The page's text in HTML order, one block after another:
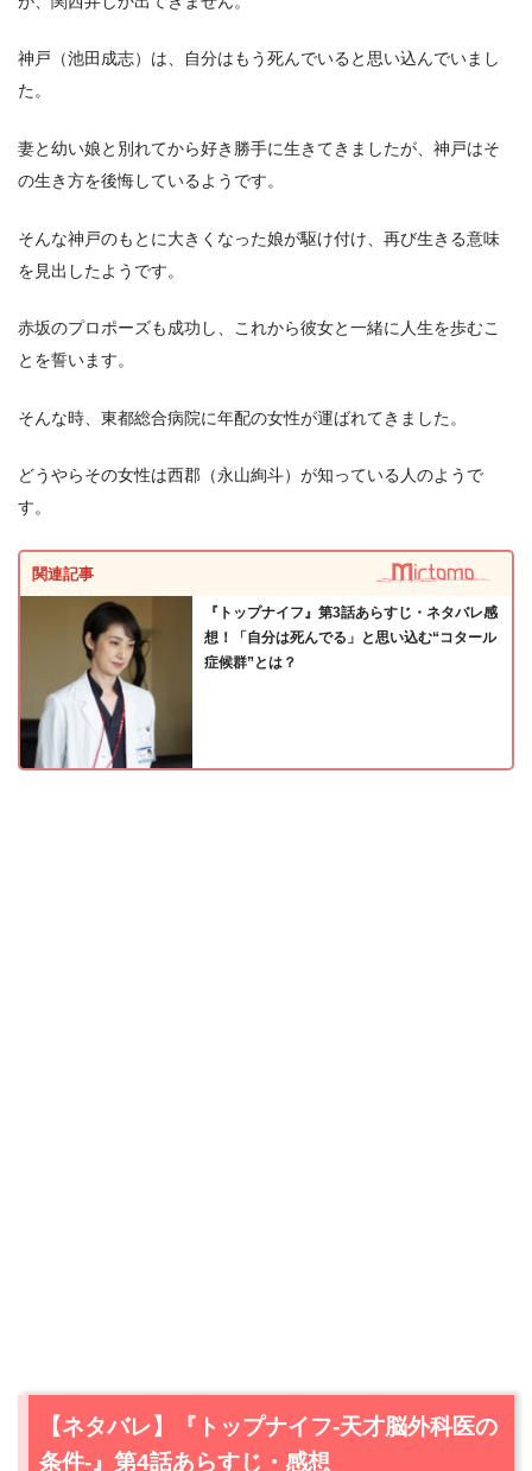
神戸（池田成志）は、自分はもう死んでいると思い込んでいまし
た。
妻と幼い娘と別れてから好き勝手に生きてきましたが、神戸はそ
の生き方を後悔しているようです。
そんな神戸のもとに大きくなった娘が駆け付け、再び生きる意味
を見出したようです。
赤坂のプロポーズも成功し、これから彼女と一緒に人生を歩むこ
とを誓います。
そんな時、東都総合病院に年配の女性が運ばれてきました。
どうやらその女性は西郡（永山絢斗）が知っている人のようで
す。
関連記事
『トップナイフ』第3話あらすじ・ネタバレ感
想！「自分は死んでる」と思い込む“コタール
症候群”とは？
【ネタバレ】『トップナイフ-天才脳外科医の
条件-』第4話あらすじ・感想